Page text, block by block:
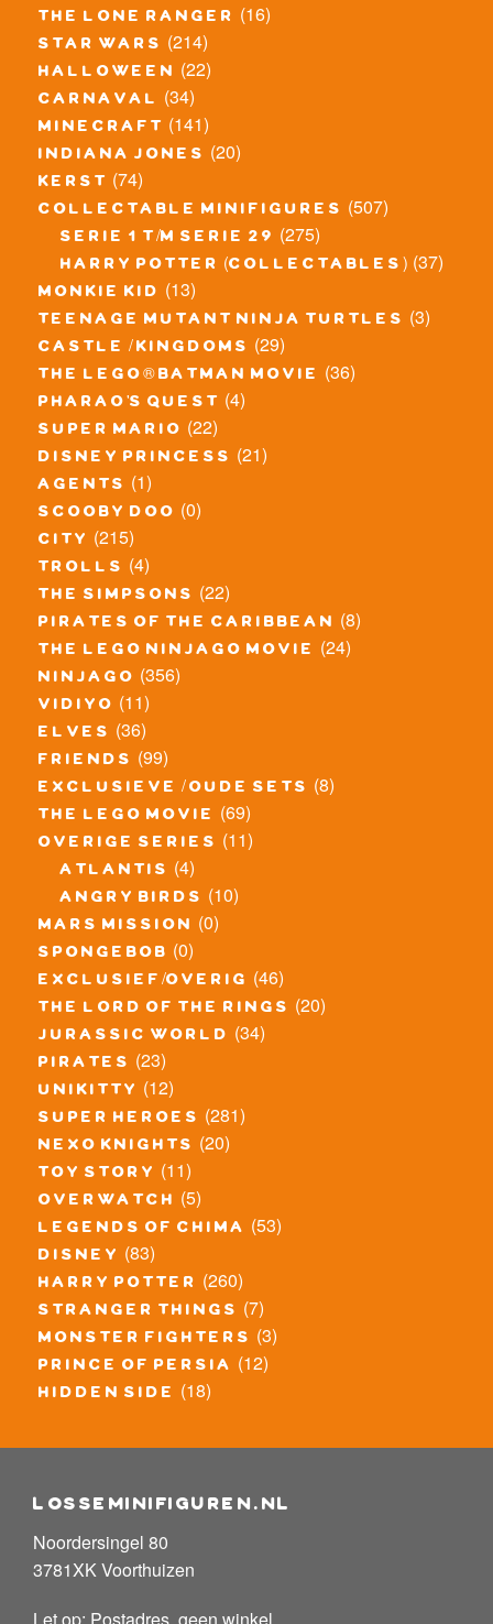
the lone ranger (16)
star wars (214)
halloween (22)
carnaval (34)
minecraft (141)
indiana jones (20)
kerst (74)
collectable minifigures (507)
serie 1 t/m serie 29 (275)
harry potter (collectables) (37)
monkie kid (13)
teenage mutant ninja turtles (3)
castle / kingdoms (29)
the lego® batman movie (36)
pharao's quest (4)
super mario (22)
disney princess (21)
agents (1)
scooby doo (0)
city (215)
trolls (4)
the simpsons (22)
pirates of the caribbean (8)
the lego ninjago movie (24)
ninjago (356)
vidiyo (11)
elves (36)
friends (99)
exclusieve / oude sets (8)
the lego movie (69)
overige series (11)
atlantis (4)
angry birds (10)
mars mission (0)
spongebob (0)
exclusief/overig (46)
the lord of the rings (20)
jurassic world (34)
pirates (23)
unikitty (12)
super heroes (281)
nexo knights (20)
toy story (11)
overwatch (5)
legends of chima (53)
disney (83)
harry potter (260)
stranger things (7)
monster fighters (3)
prince of persia (12)
hidden side (18)
losseminifiguren.nl
Noordersingel 80
3781XK Voorthuizen